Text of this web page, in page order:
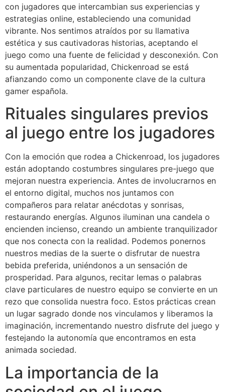
con jugadores que intercambian sus experiencias y
estrategias online, estableciendo una comunidad
vibrante. Nos sentimos atraídos por su llamativa
estética y sus cautivadoras historias, aceptando el
juego como una fuente de felicidad y desconexión. Con
su aumentada popularidad, Chickenroad se está
afianzando como un componente clave de la cultura
gamer española.
Rituales singulares previos
al juego entre los jugadores
Con la emoción que rodea a Chickenroad, los jugadores
están adoptando costumbres singulares pre-juego que
mejoran nuestra experiencia. Antes de involucrarnos en
el entorno digital, muchos nos juntamos con
compañeros para relatar anécdotas y sonrisas,
restaurando energías. Algunos iluminan una candela o
encienden incienso, creando un ambiente tranquilizador
que nos conecta con la realidad. Podemos ponernos
nuestros medias de la suerte o disfrutar de nuestra
bebida preferida, uniéndonos a un sensación de
prosperidad. Para algunos, recitar lemas o palabras
clave particulares de nuestro equipo se convierte en un
rezo que consolida nuestra foco. Estos prácticas crean
un lugar sagrado donde nos vinculamos y liberamos la
imaginación, incrementando nuestro disfrute del juego y
festejando la autonomía que encontramos en esta
animada sociedad.
La importancia de la